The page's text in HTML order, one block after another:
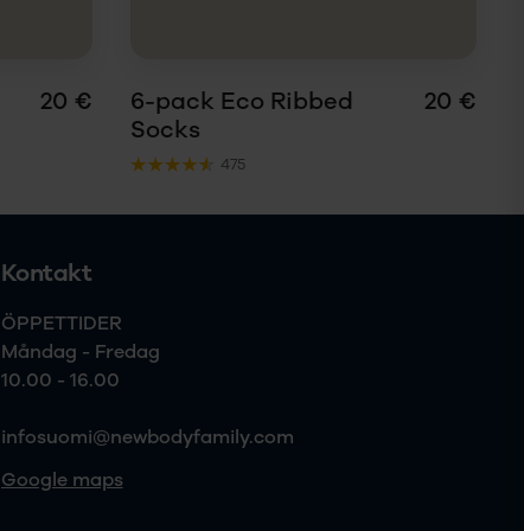
20 €
6-pack Eco Ribbed
Socks
20 €
475
Kontakt
ÖPPETTIDER
Måndag - Fredag
10.00 - 16.00
infosuomi@newbodyfamily.com
Google maps